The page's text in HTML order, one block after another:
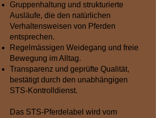
Gruppenhaltung und strukturierte
Ausläufe, die den natürlichen
Verhaltensweisen von Pferden
entsprechen.
Regelmässigen Weidegang und freie
Bewegung im Alltag.
Transparenz und geprüfte Qualität,
bestätigt durch den unabhängigen
STS-Kontrolldienst.​
Das STS-Pferdelabel wird vom